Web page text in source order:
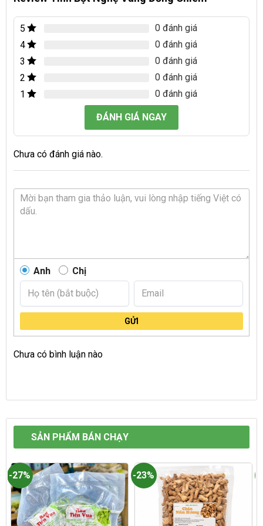
5
0 đánh giá
4
0 đánh giá
3
0 đánh giá
2
0 đánh giá
1
0 đánh giá
ĐÁNH GIÁ NGAY
Chưa có đánh giá nào.
Anh Chị
GỬI
Chưa có bình luận nào
SẢN PHẨM BÁN CHẠY
-27% -23%